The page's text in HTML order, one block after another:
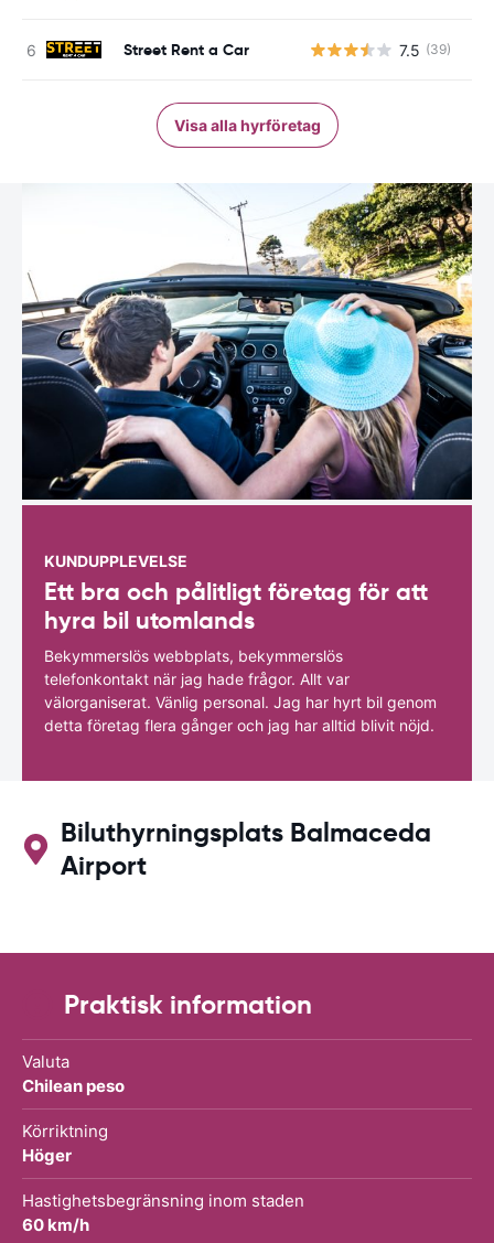
Street Rent a Car 7.5 (39)
Visa alla hyrföretag
KUNDUPPLEVELSE
Ett bra och pålitligt företag för att
hyra bil utomlands
Bekymmerslös webbplats, bekymmerslös
telefonkontakt när jag hade frågor. Allt var
välorganiserat. Vänlig personal. Jag har hyrt bil genom
detta företag flera gånger och jag har alltid blivit nöjd.
Biluthyrningsplats Balmaceda
Airport
Praktisk information
Valuta
Chilean peso
Körriktning
Höger
Hastighetsbegränsning inom staden
60 km/h